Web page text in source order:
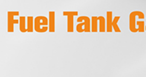
期待，